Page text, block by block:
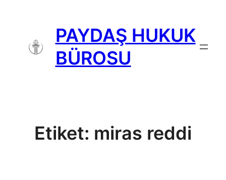
PAYDAŞ HUKUK
BÜROSU
Etiket: miras reddi